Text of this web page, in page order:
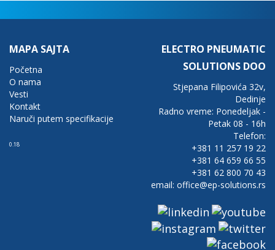
MAPA SAJTA
Početna
O nama
Vesti
Kontakt
Naruči putem specifikacije
0.18
ELECTRO PNEUMATIC
SOLUTIONS DOO
Stjepana Filipovića 32v,
Dedinje
Radno vreme: Ponedeljak -
Petak 08 - 16h
Telefon:
+381 11 257 19 22
+381 64 659 66 55
+381 62 800 70 43
email: office@ep-solutions.rs